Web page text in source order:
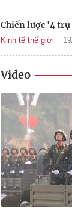
Chiến lược '4
Kinh tế thế giới
Video